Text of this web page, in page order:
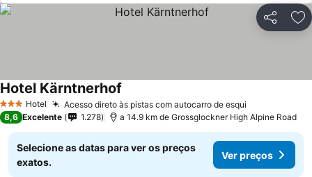
Partilhar
3 EstrelasHotel Acesso direto às pistas com autocarro de esqui
Hotel Kärntnerhof
8,6 Excelente 1.278 a 14.9 km de Grossglockner High Alpine Road
Selecione as datas para ver os preços
exatos.
Ver preços